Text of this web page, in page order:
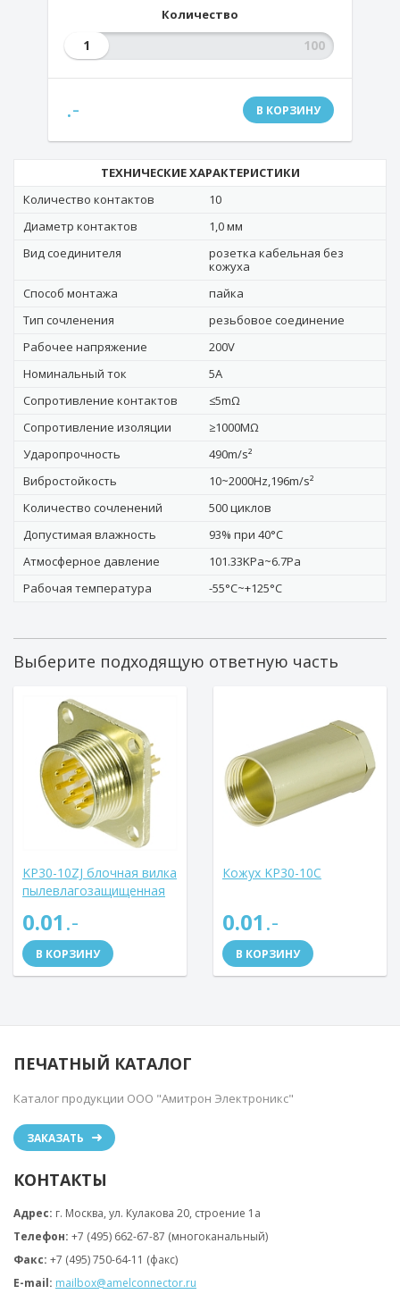
Количество
1
.- В КОРЗИНУ
ТЕХНИЧЕСКИЕ ХАРАКТЕРИСТИКИ
Количество контактов
10
Диаметр контактов
1,0 мм
Вид соединителя
розетка кабельная без
кожуха
Способ монтажа
пайка
Тип сочленения
резьбовое соединение
Рабочее напряжение
200V
Номинальный ток
5А
Сопротивление контактов
≤5mΩ
Сопротивление изоляции
≥1000MΩ
Ударопрочность
490m/s²
Вибростойкость
10~2000Hz,196m/s²
Количество сочленений
500 циклов
Допустимая влажность
93% при 40°C
Атмосферное давление
101.33KPa~6.7Pa
Рабочая температура
-55°C~+125°C
Выберите подходящую ответную часть
KP30-10ZJ блочная вилка
пылевлагозащищенная
0.01.-
В КОРЗИНУ
Кожух KP30-10C
0.01.-
В КОРЗИНУ
ПЕЧАТНЫЙ КАТАЛОГ
Каталог продукции ООО "Амитрон Электроникс"
ЗАКАЗАТЬ
КОНТАКТЫ
Адрес: г. Москва, ул. Кулакова 20, строение 1a
Телефон: +7 (495) 662-67-87 (многоканальный)
Факс: +7 (495) 750-64-11 (факс)
E-mail: mailbox@amelconnector.ru